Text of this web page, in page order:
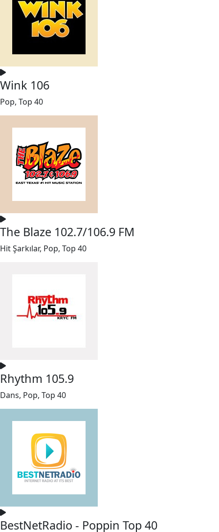
Wink 106
Pop, Top 40
The Blaze 102.7/106.9 FM
Hit Şarkılar, Pop, Top 40
Rhythm 105.9
Dans, Pop, Top 40
BestNetRadio - Poppin Top 40